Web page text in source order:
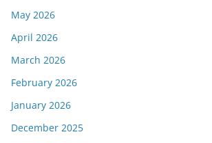
May 2026
April 2026
March 2026
February 2026
January 2026
December 2025